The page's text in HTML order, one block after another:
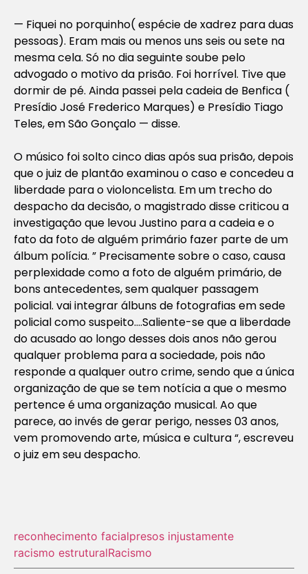
— Fiquei no porquinho( espécie de xadrez para duas
pessoas). Eram mais ou menos uns seis ou sete na
mesma cela. Só no dia seguinte soube pelo
advogado o motivo da prisão. Foi horrível. Tive que
dormir de pé. Ainda passei pela cadeia de Benfica (
Presídio José Frederico Marques) e Presídio Tiago
Teles, em São Gonçalo — disse.
O músico foi solto cinco dias após sua prisão, depois
que o juiz de plantão examinou o caso e concedeu a
liberdade para o violoncelista. Em um trecho do
despacho da decisão, o magistrado disse criticou a
investigação que levou Justino para a cadeia e o
fato da foto de alguém primário fazer parte de um
álbum polícia. ” Precisamente sobre o caso, causa
perplexidade como a foto de alguém primário, de
bons antecedentes, sem qualquer passagem
policial. vai integrar álbuns de fotografias em sede
policial como suspeito….Saliente-se que a liberdade
do acusado ao longo desses dois anos não gerou
qualquer problema para a sociedade, pois não
responde a qualquer outro crime, sendo que a única
organização de que se tem notícia a que o mesmo
pertence é uma organização musical. Ao que
parece, ao invés de gerar perigo, nesses 03 anos,
vem promovendo arte, música e cultura “, escreveu
o juiz em seu despacho.
reconhecimento facialpresos injustamente
racismo estruturalRacismo